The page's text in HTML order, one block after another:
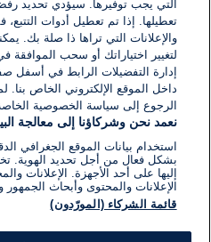
التي يجب توفيرها. سيؤدي تحديد
تعطيلها. إذا تم تعطيل أدوات
والإعلانات التي تراها ذا صلة بك.
لتغيير اختياراتك أو سحب
إدارة التفضيلات الرابط في أسفل
داخل الموقع الإلكتروني الخاص بنا.
الرجوع إلى سياسة الخصوصية
نعمد نحن وشركاؤنا إلى معالجة
استخدام بيانات الموقع الجغرافي
بشكل فعال من أجل تحديد الهوية.
إليها على أحد الأجهزة. الإعلانات
الإعلانات والمحتوى وأبحاث
قائمة الشركاء (المورّدون)